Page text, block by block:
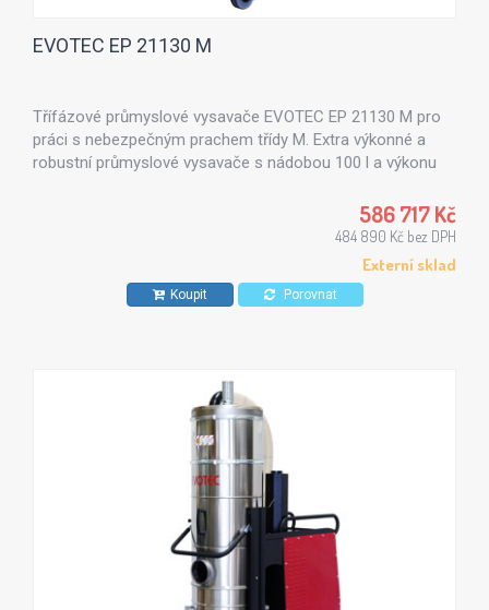
EVOTEC EP 21130 M
Třífázové průmyslové vysavače EVOTEC EP 21130 M pro
práci s nebezpečným prachem třídy M. Extra výkonné a
robustní průmyslové vysavače s nádobou 100 l a výkonu
586 717 Kč
484 890 Kč bez DPH
Externí sklad
Koupit Porovnat